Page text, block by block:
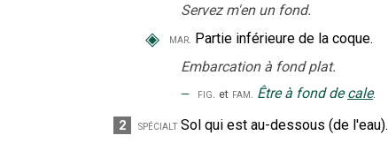
Servez m'en un fond.
◈ mar. Partie inférieure de la coque.
Embarcation à fond plat.
‒ fig. et fam. Être à fond de cale.
2 spécialt Sol qui est au-dessous (de l'eau).